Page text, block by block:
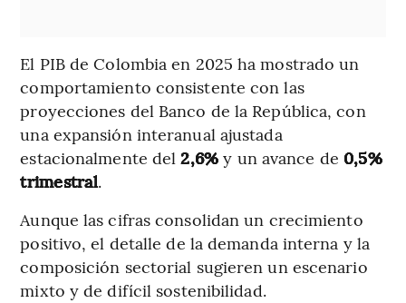
El PIB de Colombia en 2025 ha mostrado un
comportamiento consistente con las
proyecciones del Banco de la República, con
una expansión interanual ajustada
estacionalmente del2,6% y un avance de 0,5%
trimestral.
Aunque las cifras consolidan un crecimiento
positivo, el detalle de la demanda interna y la
composición sectorial sugieren un escenario
mixto y de difícil sostenibilidad.